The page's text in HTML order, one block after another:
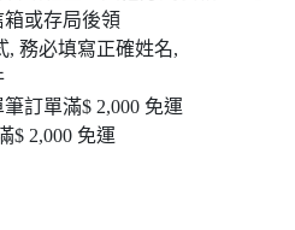
或存局後領
務必填寫正確姓名,
訂單滿$ 2,000 免運
$ 2,000 免運